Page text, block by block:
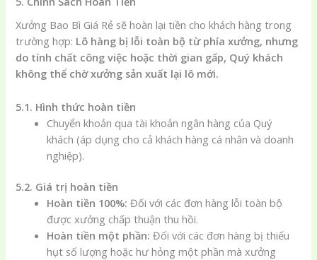
Xưởng Bao Bì Giá Rẻ sẽ hoàn lại tiền cho khách hàng trong
trường hợp: Lô hàng bị lỗi toàn bộ từ phía xưởng, nhưng
do tính chất công việc hoặc thời gian gấp, Quý khách
không thể chờ xưởng sản xuất lại lô mới.
5.1. Hình thức hoàn tiền
Chuyển khoản qua tài khoản ngân hàng của Quý
khách (áp dụng cho cả khách hàng cá nhân và doanh
nghiệp).
5.2. Giá trị hoàn tiền
Hoàn tiền 100%: Đối với các đơn hàng lỗi toàn bộ
được xưởng chấp thuận thu hồi.
Hoàn tiền một phần: Đối với các đơn hàng bị thiếu
hụt số lượng hoặc hư hỏng một phần mà xưởng